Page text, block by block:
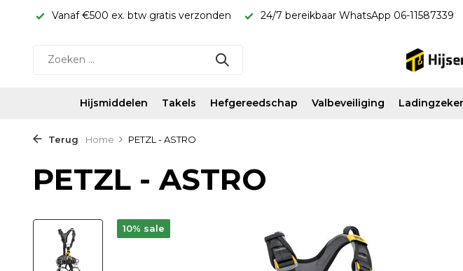
24/7 bereikbaar WhatsApp 06-11587339 Snel geleverd & scherp van prijs!
Hijsmiddelen Takels Hefgereedschap Valbeveiliging
Terug Home PETZL - ASTRO
PETZL - ASTRO
10% sale